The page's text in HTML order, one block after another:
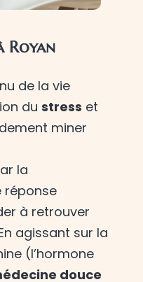
Royan
de la vie
du stress et
miner
la
réponse
à retrouver
agissant sur la
(l’hormone
douce